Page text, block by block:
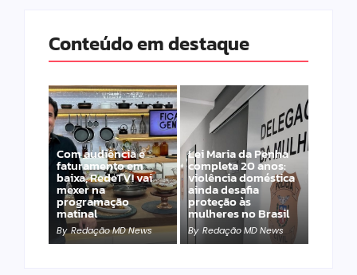
Conteúdo em destaque
Com audiência e
faturamento em
baixa, RedeTV! vai
mexer na
programação
matinal
By Redação MD News
Lei Maria da Penha
completa 20 anos:
violência doméstica
ainda desafia
proteção às
mulheres no Brasil
By Redação MD News